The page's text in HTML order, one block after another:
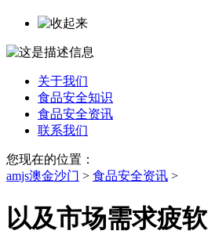
关于我们
食品安全知识
食品安全资讯
联系我们
您现在的位置：
amjs澳金沙门 > 食品安全资讯 >
以及市场需求疲软